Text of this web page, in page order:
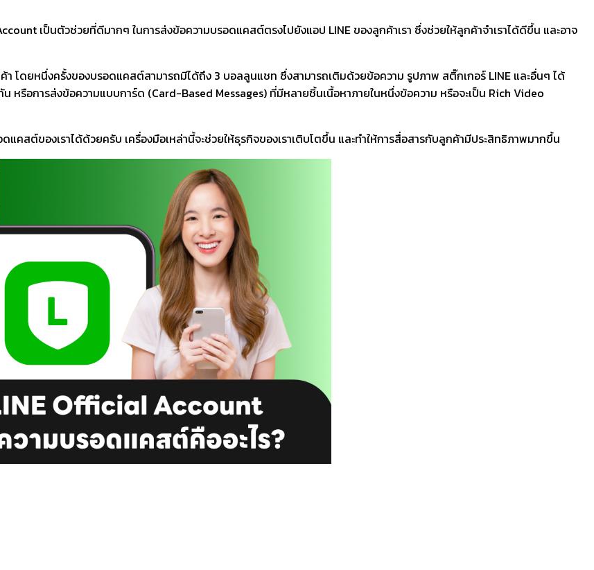
เป็นตัวช่วยที่ดีมากๆ ในการส่งข้อความบรอดแคสต์ตรงไปยังแอป LINE ของลูกค้าเรา ซึ่งช่วยให้ลูกค้าจำเราได้ดีขึ้น และอาจ
โดยหนึ่งครั้งของบรอดแคสต์สามารถมีได้ถึง 3 บอลลูนแชท ซึ่งสามารถเติมด้วยข้อความ รูปภาพ สติ๊กเกอร์ LINE และอื่นๆ ได้
หรือการส่งข้อความแบบการ์ด (Card-Based Messages) ที่มีหลายชิ้นเนื้อหาภายในหนึ่งข้อความ หรือจะเป็น Rich Video
คสต์ของเราได้ด้วยครับ เครื่องมือเหล่านี้จะช่วยให้ธุรกิจของเราเติบโตขึ้น และทำให้การสื่อสารกับลูกค้ามีประสิทธิภาพมากขึ้น